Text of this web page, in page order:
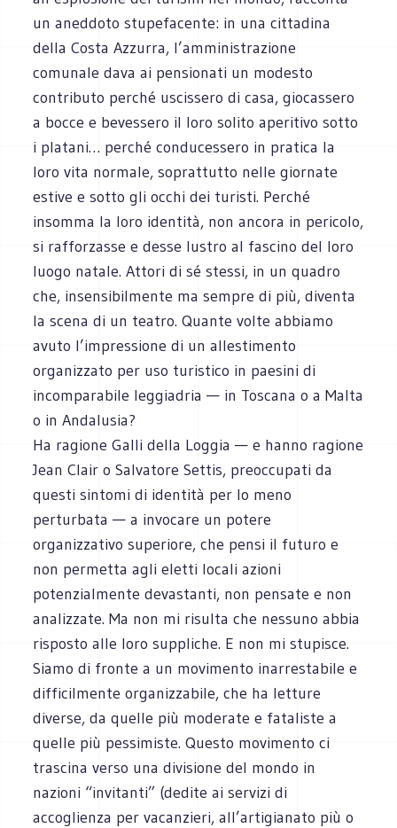
un aneddoto stupefacente: in una cittadina
della Costa Azzurra, l’amministrazione
comunale dava ai pensionati un modesto
contributo perché uscissero di casa, giocassero
a bocce e bevessero il loro solito aperitivo sotto
i platani… perché conducessero in pratica la
loro vita normale, soprattutto nelle giornate
estive e sotto gli occhi dei turisti. Perché
insomma la loro identità, non ancora in pericolo,
si rafforzasse e desse lustro al fascino del loro
luogo natale. Attori di sé stessi, in un quadro
che, insensibilmente ma sempre di più, diventa
la scena di un teatro. Quante volte abbiamo
avuto l’impressione di un allestimento
organizzato per uso turistico in paesini di
incomparabile leggiadria — in Toscana o a Malta
o in Andalusia?
Ha ragione Galli della Loggia — e hanno ragione
Jean Clair o Salvatore Settis, preoccupati da
questi sintomi di identità per lo meno
perturbata — a invocare un potere
organizzativo superiore, che pensi il futuro e
non permetta agli eletti locali azioni
potenzialmente devastanti, non pensate e non
analizzate. Ma non mi risulta che nessuno abbia
risposto alle loro suppliche. E non mi stupisce.
Siamo di fronte a un movimento inarrestabile e
difficilmente organizzabile, che ha letture
diverse, da quelle più moderate e fataliste a
quelle più pessimiste. Questo movimento ci
trascina verso una divisione del mondo in
nazioni “invitanti” (dedite ai servizi di
accoglienza per vacanzieri, all’artigianato più o